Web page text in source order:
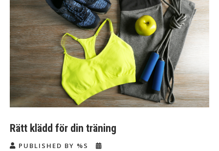
Rätt klädd för din träning
PUBLISHED BY %S